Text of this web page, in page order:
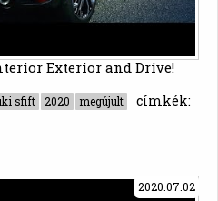
Exterior and Drive!
címkék:
sfift 2020 megújult
2020.07.02